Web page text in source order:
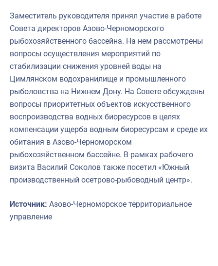
Заместитель руководителя принял участие в работе
Совета директоров Азово-Черноморского
рыбохозяйственного бассейна. На нем рассмотрены
вопросы осуществления мероприятий по
стабилизации снижения уровней воды на
Цимлянском водохранилище и промышленного
рыболовства на Нижнем Дону. На Совете обсуждены
вопросы приоритетных объектов искусственного
воспроизводства водных биоресурсов в целях
компенсации ущерба водным биоресурсам и среде их
обитания в Азово-Черноморском
рыбохозяйственном бассейне. В рамках рабочего
визита Василий Соколов также посетил «Южный
производственный осетрово-рыбоводный центр».
Источник: Азово-Черноморское территориальное
управление